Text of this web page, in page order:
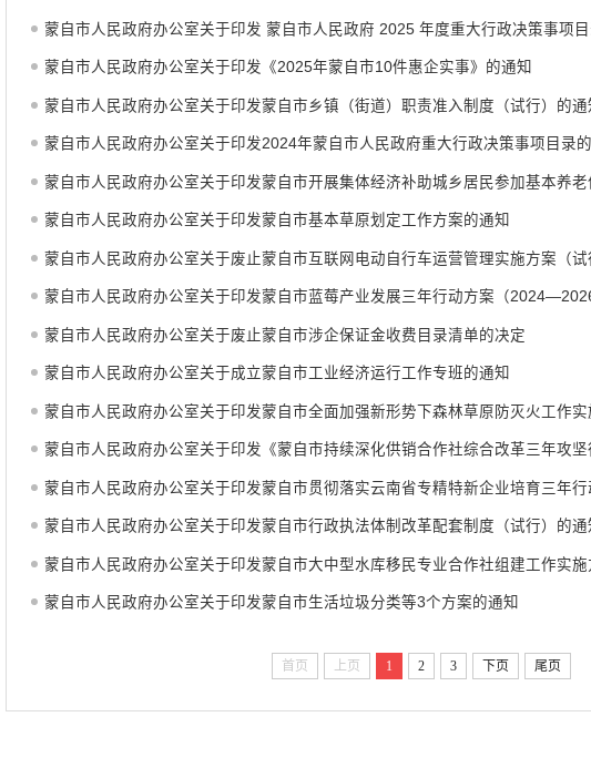
蒙自市人民政府办公室关于印发 蒙自市人民政府 2025 年度重大行政决策事项
蒙自市人民政府办公室关于印发《2025年蒙自市10件惠企实事》的通知
蒙自市人民政府办公室关于印发蒙自市乡镇（街道）职责准入制度（试行）的通
蒙自市人民政府办公室关于印发2024年蒙自市人民政府重大行政决策事项目录
蒙自市人民政府办公室关于印发蒙自市基本草原划定工作方案的通知
蒙自市人民政府办公室关于废止蒙自市互联网电动自行车运营管理实施方案（试
蒙自市人民政府办公室关于印发蒙自市蓝莓产业发展三年行动方案（
蒙自市人民政府办公室关于废止蒙自市涉企保证金收费目录清单的决定
蒙自市人民政府办公室关于成立蒙自市工业经济运行工作专班的通知
蒙自市人民政府办公室关于印发蒙自市全面加强新形势下森林草原防灭火工作实
蒙自市人民政府办公室关于印发蒙自市行政执法体制改革配套制度（试行）的通
蒙自市人民政府办公室关于印发蒙自市大中型水库移民专业合作社组建工作实施
蒙自市人民政府办公室关于印发蒙自市生活垃圾分类等3个方案的通知
首页 上页 1 2 3 下页 尾页